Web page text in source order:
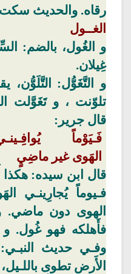
رقاه. والحديث
الغــول
و الغُول، بالضم:
غِيلان.
و
التَّغَوُّل: التَّلَوُّن،
تلوّنت ، وتَغَوَّلت
قال جرير:
فَـيَوْماً
الهَوى غير ماضِيٍ
قال ا بن سيده:
فـيوماً يُجارِينـي
الهوى دون ماضي.
فأَهلكه فهو غُول.
وفـي حديث
الأَر ض تطوى باللـيل،